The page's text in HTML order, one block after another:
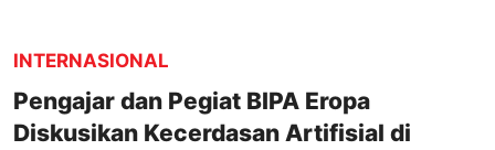
INTERNASIONAL
Pengajar dan Pegiat BIPA Eropa
Diskusikan Kecerdasan Artifisial di